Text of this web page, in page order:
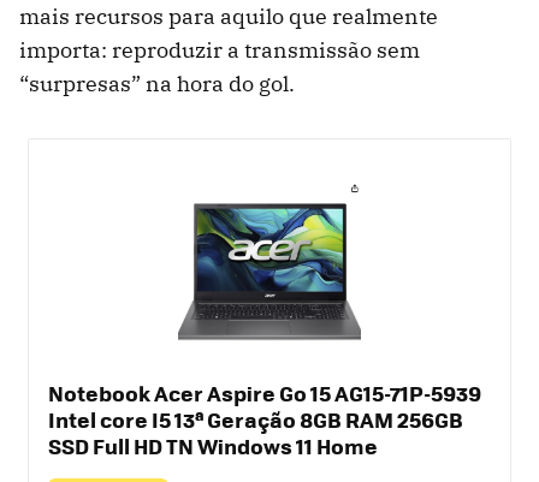
mais recursos para aquilo que realmente
importa: reproduzir a transmissão sem
“surpresas” na hora do gol.
Notebook Acer Aspire Go 15 AG15-71P-5939
Intel core I5 13ª Geração 8GB RAM 256GB
SSD Full HD TN Windows 11 Home